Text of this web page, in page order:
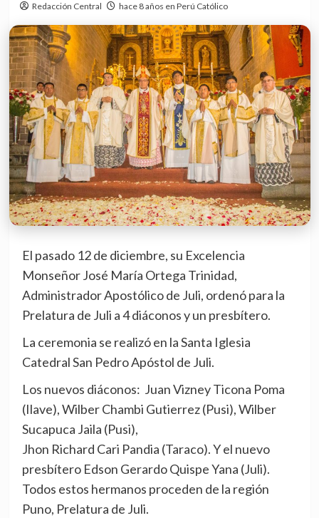
Redacción Central hace 8 años en Perú Católico
El pasado 12 de diciembre, su Excelencia
Monseñor José María Ortega Trinidad,
Administrador Apostólico de Juli, ordenó para la
Prelatura de Juli a 4 diáconos y un presbítero.
La ceremonia se realizó en la Santa Iglesia
Catedral San Pedro Apóstol de Juli.
Los nuevos diáconos: Juan Vizney Ticona Poma
(Ilave), Wilber Chambi Gutierrez (Pusi), Wilber
Sucapuca Jaila (Pusi),
Jhon Richard Cari Pandia (Taraco). Y el nuevo
presbítero Edson Gerardo Quispe Yana (Juli).
Todos estos hermanos proceden de la región
Puno, Prelatura de Juli.